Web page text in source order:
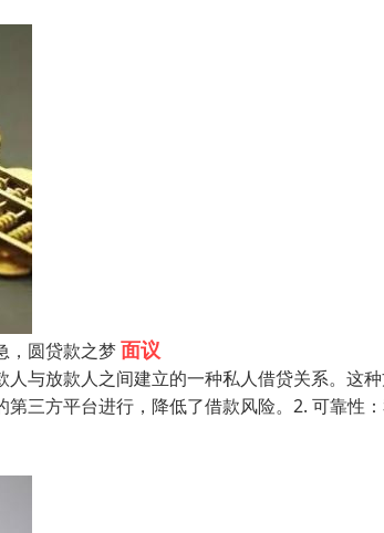
，圆贷款之梦面议
与放款人之间建立的一种私人借贷关系。这
三方平台进行，降低了借款风险。2. 可靠性